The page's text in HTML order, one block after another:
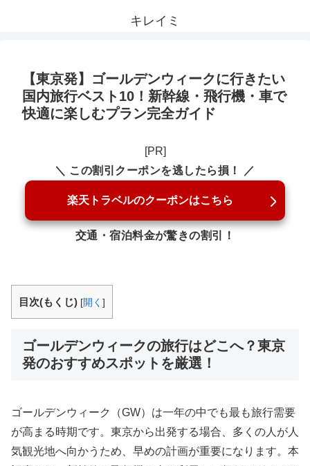
キレイミ
【東京発】ゴールデンウィークに行きたい
国内旅行ベスト10！新幹線・飛行機・車で
快適に楽しむプラン完全ガイド
[PR]
＼ この割引クーポンを逃したら損！ ／
楽天トラベルのクーポンはこちら
交通・宿泊料金が驚きの割引！
目次(もくじ) [開く ]
ゴールデンウィークの旅行はどこへ？東京
発のおすすめスポットを厳選！
ゴールデンウィーク（GW）は一年の中でも最も旅行需要
が高まる時期です。東京から出発する場合、多くの人が人
気観光地へ向かうため、早めの計画が重要になります。本